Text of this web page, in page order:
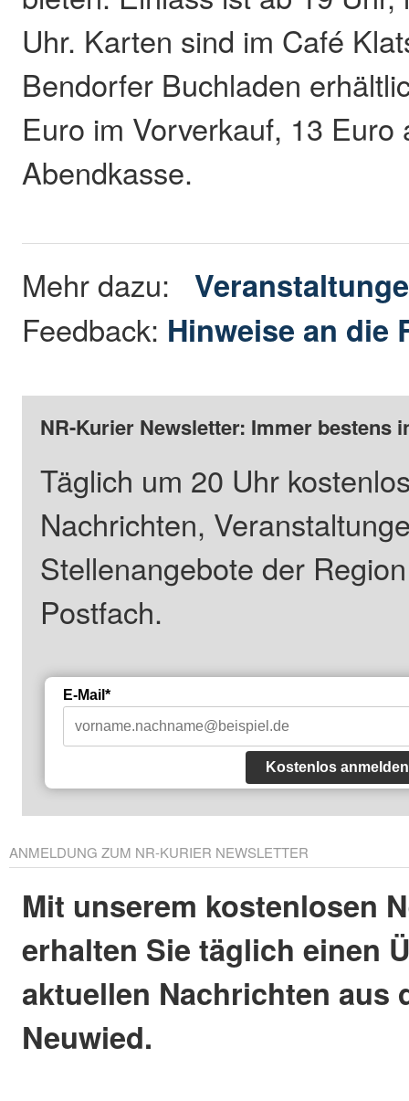
Uhr. Karten sind im Café
Bendorfer Buchladen
Euro im Vorverkauf, 13 Euro
Abendkasse.
Mehr dazu:
Feedback: Hinweise an die
NR-Kurier Newsletter: Immer bestens
Täglich um 20 Uhr
Nachrichten,
Stellenangebote der
Postfach.
E-Mail*
Kostenlos anmelden
ANMELDUNG ZUM NR-KURIER NEWSLETTER
Mit unserem kostenlosen
erhalten Sie täglich einen
aktuellen Nachrichten aus
Neuwied.